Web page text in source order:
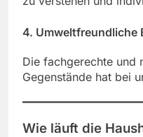
4. Umweltfreundliche
Die fachgerechte und
Gegenstände hat bei
Wie läuft die